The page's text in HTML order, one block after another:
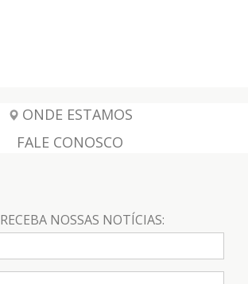
ONDE ESTAMOS
FALE CONOSCO
RECEBA NOSSAS NOTÍCIAS: